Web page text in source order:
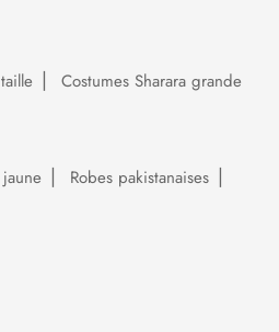
Costumes Sharara grande
Robes pakistanaises